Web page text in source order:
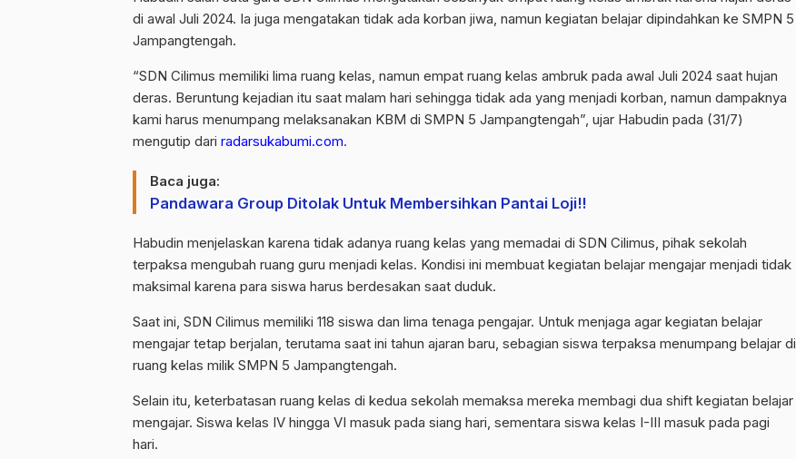
di awal Juli 2024. Ia juga mengatakan tidak ada korban jiwa, namun kegiatan belajar dipindahkan ke SMPN 5
Jampangtengah.
“SDN Cilimus memiliki lima ruang kelas, namun empat ruang kelas ambruk pada awal Juli 2024 saat hujan
deras. Beruntung kejadian itu saat malam hari sehingga tidak ada yang menjadi korban, namun dampaknya
kami harus menumpang melaksanakan KBM di SMPN 5 Jampangtengah”, ujar Habudin pada (31/7)
mengutip dari radarsukabumi.com.
Baca juga:
Pandawara Group Ditolak Untuk Membersihkan Pantai Loji!!
Habudin menjelaskan karena tidak adanya ruang kelas yang memadai di SDN Cilimus, pihak sekolah
terpaksa mengubah ruang guru menjadi kelas. Kondisi ini membuat kegiatan belajar mengajar menjadi tidak
maksimal karena para siswa harus berdesakan saat duduk.
Saat ini, SDN Cilimus memiliki 118 siswa dan lima tenaga pengajar. Untuk menjaga agar kegiatan belajar
mengajar tetap berjalan, terutama saat ini tahun ajaran baru, sebagian siswa terpaksa menumpang belajar di
ruang kelas milik SMPN 5 Jampangtengah.
Selain itu, keterbatasan ruang kelas di kedua sekolah memaksa mereka membagi dua shift kegiatan belajar
mengajar. Siswa kelas IV hingga VI masuk pada siang hari, sementara siswa kelas I-III masuk pada pagi
hari.